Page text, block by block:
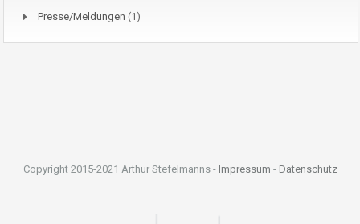
Presse/Meldungen (1)
Copyright 2015-2021 Arthur Stefelmanns - Impressum - Datenschutz